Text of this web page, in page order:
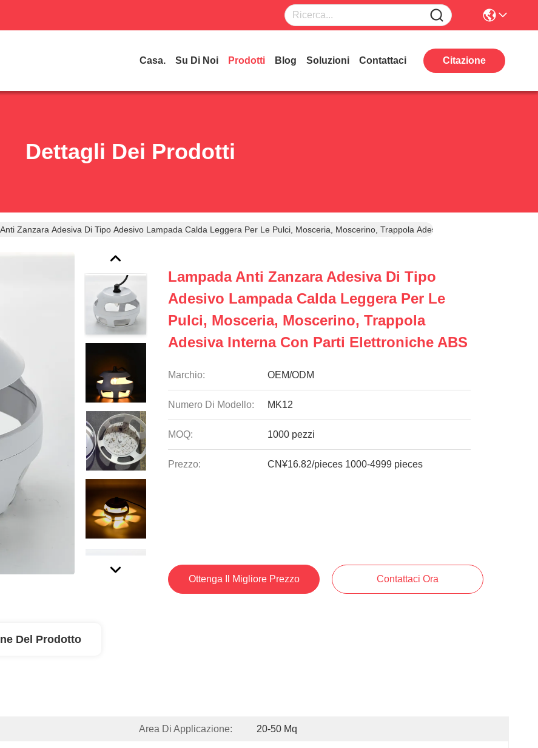
Casa. Su Di Noi Prodotti Blog Soluzioni Contattaci Citazione
Dettagli Dei Prodotti
Zanzara Adesiva Di Tipo Adesivo Lampada Calda Leggera Per Le Pulci, Mosceria, Moscerino, Trappola Adesiva Interna Con Parti
Lampada Anti Zanzara Adesiva Di Tipo
Adesivo Lampada Calda Leggera Per Le
Pulci, Mosceria, Moscerino, Trappola
Adesiva Interna Con Parti Elettroniche ABS
Marchio: OEM/ODM
Numero Di Modello: MK12
MOQ: 1000 pezzi
Prezzo: CN¥16.82/pieces 1000-4999 pieces
Ottenga Il Migliore Prezzo Contattaci Ora
Del Prodotto
Area Di Applicazione: 20-50 Mq